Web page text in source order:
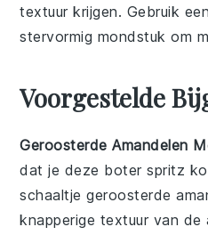
textuur krijgen. Gebruik een
stervormig mondstuk om
Voorgestelde
Geroosterde Amandelen
dat je deze boter spritz
schaaltjegeroosterde
knapperige textuur van